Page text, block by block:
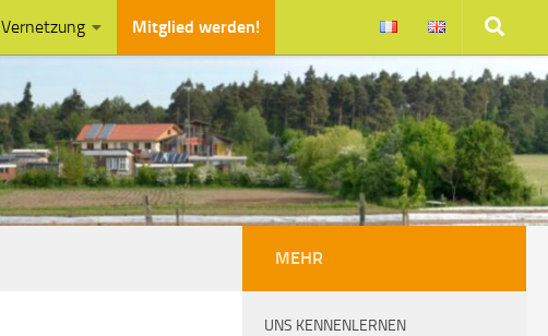
Vernetzung Mitglied werden!
MEHR
UNS KENNENLERNEN